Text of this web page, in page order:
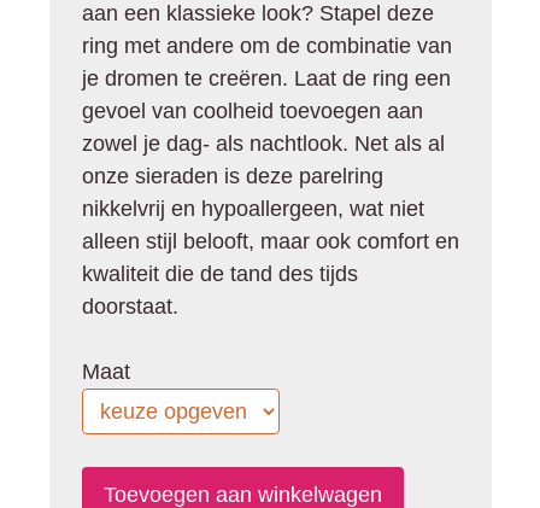
aan een klassieke look? Stapel deze
ring met andere om de combinatie van
je dromen te creëren. Laat de ring een
gevoel van coolheid toevoegen aan
zowel je dag- als nachtlook. Net als al
onze sieraden is deze parelring
nikkelvrij en hypoallergeen, wat niet
alleen stijl belooft, maar ook comfort en
kwaliteit die de tand des tijds
doorstaat.
Maat